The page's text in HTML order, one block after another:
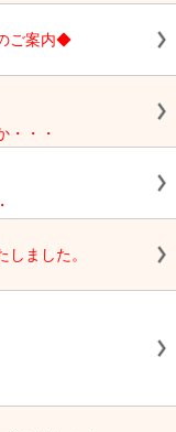
ご案内◆
・・・
ました。